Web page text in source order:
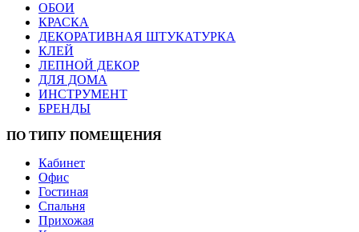
ОБОИ
КРАСКА
ДЕКОРАТИВНАЯ ШТУКАТУРКА
КЛЕЙ
ЛЕПНОЙ ДЕКОР
ДЛЯ ДОМА
ИНСТРУМЕНТ
БРЕНДЫ
ПО ТИПУ ПОМЕЩЕНИЯ
Кабинет
Офис
Гостиная
Спальня
Прихожая